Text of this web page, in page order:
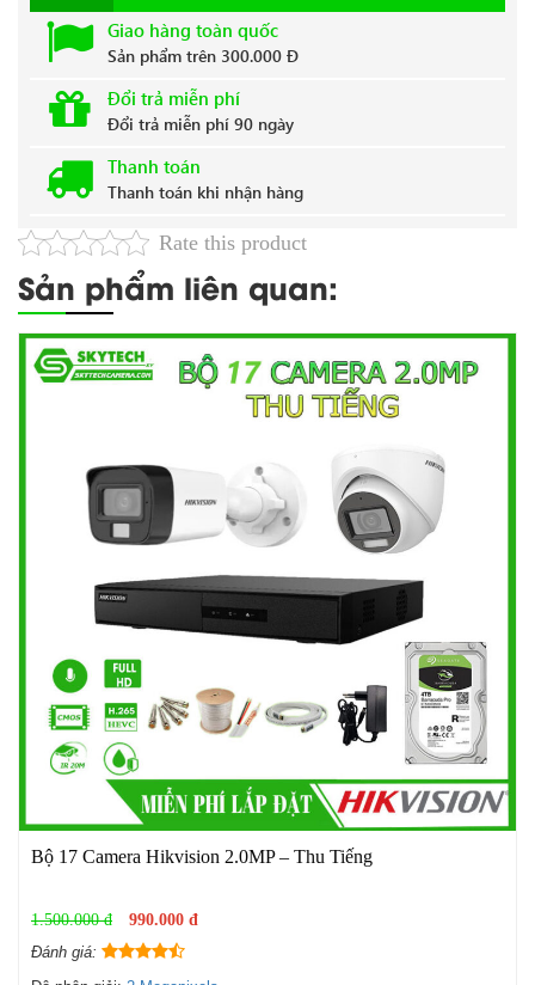
Giao hàng toàn quốc
Sản phẩm trên 300.000 Đ
Đổi trả miễn phí
Đổi trả miễn phí 90 ngày
Thanh toán
Thanh toán khi nhận hàng
Rate this product
Sản phẩm liên quan:
Bộ 17 Camera Hikvision 2.0MP – Thu Tiếng
1.500.000 đ
990.000 đ
Đánh giá: